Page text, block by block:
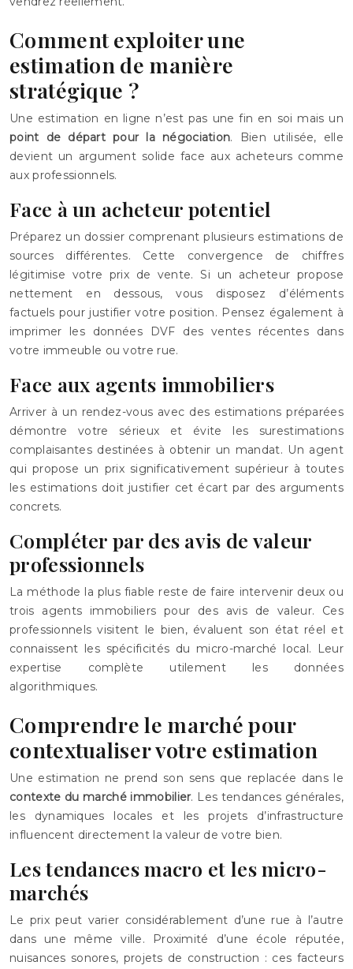
Comment exploiter une
estimation de manière
stratégique ?
Une estimation en ligne n’est pas une fin en soi mais un
point de départ pour la négociation. Bien utilisée, elle
devient un argument solide face aux acheteurs comme
aux professionnels.
Face à un acheteur potentiel
Préparez un dossier comprenant plusieurs estimations de
sources différentes. Cette convergence de chiffres
légitimise votre prix de vente. Si un acheteur propose
nettement en dessous, vous disposez d’éléments
factuels pour justifier votre position. Pensez également à
imprimer les données DVF des ventes récentes dans
votre immeuble ou votre rue.
Face aux agents immobiliers
Arriver à un rendez-vous avec des estimations préparées
démontre votre sérieux et évite les surestimations
complaisantes destinées à obtenir un mandat. Un agent
qui propose un prix significativement supérieur à toutes
les estimations doit justifier cet écart par des arguments
concrets.
Compléter par des avis de valeur
professionnels
La méthode la plus fiable reste de faire intervenir deux ou
trois agents immobiliers pour des avis de valeur. Ces
professionnels visitent le bien, évaluent son état réel et
connaissent les spécificités du micro-marché local. Leur
expertise complète utilement les données
algorithmiques.
Comprendre le marché pour
contextualiser votre estimation
Une estimation ne prend son sens que replacée dans le
contexte du marché immobilier. Les tendances générales,
les dynamiques locales et les projets d’infrastructure
influencent directement la valeur de votre bien.
Les tendances macro et les micro-
marchés
Le prix peut varier considérablement d’une rue à l’autre
dans une même ville. Proximité d’une école réputée,
nuisances sonores, projets de construction : ces facteurs